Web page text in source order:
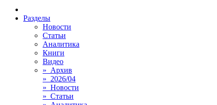
Разделы
Новости
Статьи
Аналитика
Книги
Видео
» Архив
» 2026/04
» Новости
» Статьи